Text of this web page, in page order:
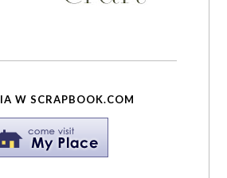
W SCRAPBOOK.COM